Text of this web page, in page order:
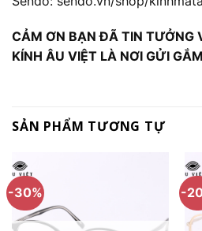
CẢM ƠN BẠN ĐÃ TIN TƯỞNG
KÍNH ÂU VIỆT LÀ NƠI GỬI
SẢN PHẨM TƯƠNG TỰ
-30% -